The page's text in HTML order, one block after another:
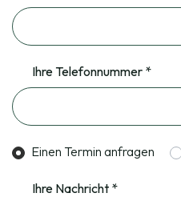
Ihre Telefonnummer *
Einen Termin anfragen
Ihre Nachricht *